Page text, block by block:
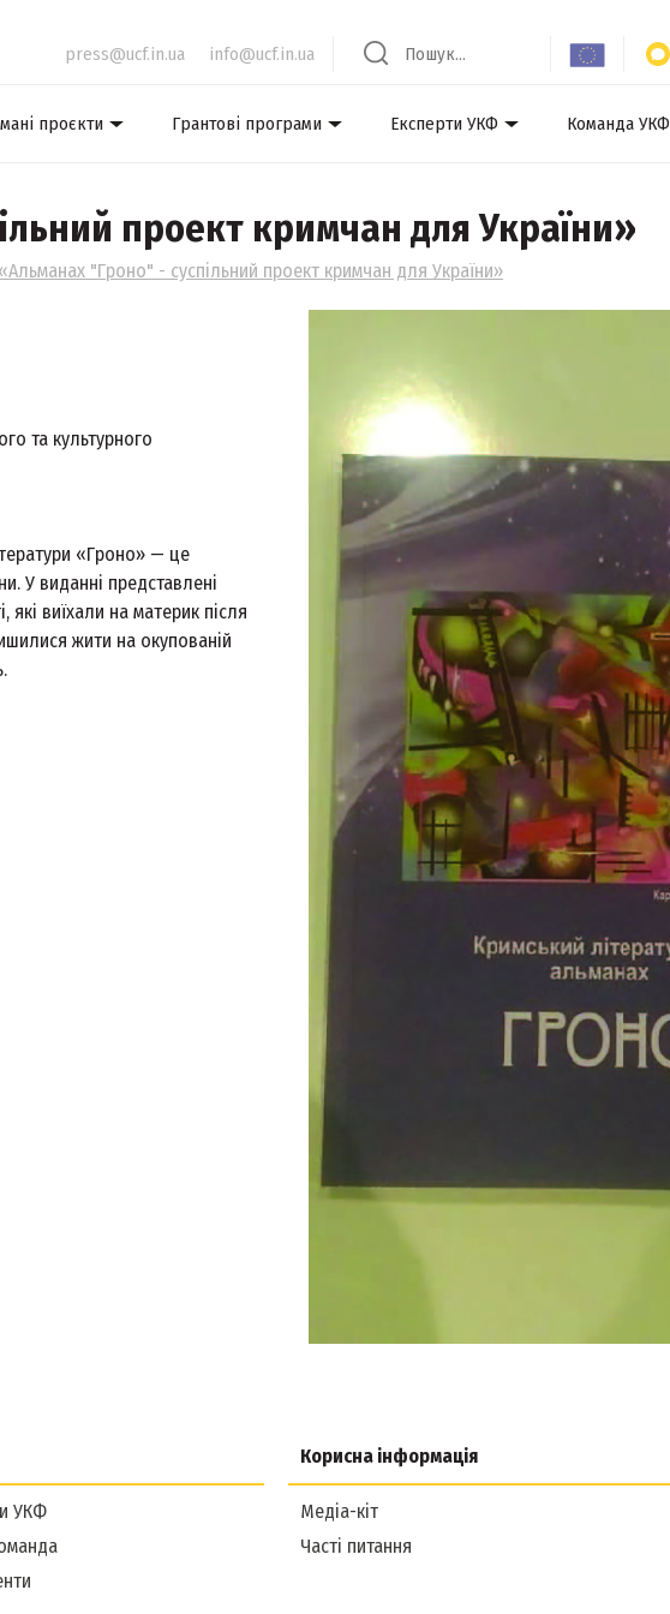
press@ucf.in.ua info@ucf.in.ua
проєкти Грантові програми Експерти УКФ Команда УКФ
проект кримчан для України»
«Альманах "Гроно" - суспільний проект кримчан для України»
та культурного
«Гроно» — це
У виданні представлені
які виїхали на материк після
жити на окупованій
УКФ
Корисна інформація
Медіа-кіт
Часті питання